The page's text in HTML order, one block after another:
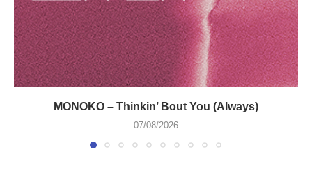
MONOKO – Thinkin’ Bout You (Always)
07/08/2026